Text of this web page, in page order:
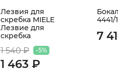
Лезвия для
скребка MIELE
Лезвие для
скребка
1 540 ₽ -5%
1 463 ₽
4441/
7